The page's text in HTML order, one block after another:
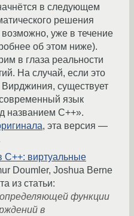
в следующем
решения
уже в течение
об этом ниже).
в глаза реальности
На случай, если это
существует
язык
названием C++».
, эта версия —
C++: виртуальные
Doumler, Joshua Berne
из статьи:
функции
в